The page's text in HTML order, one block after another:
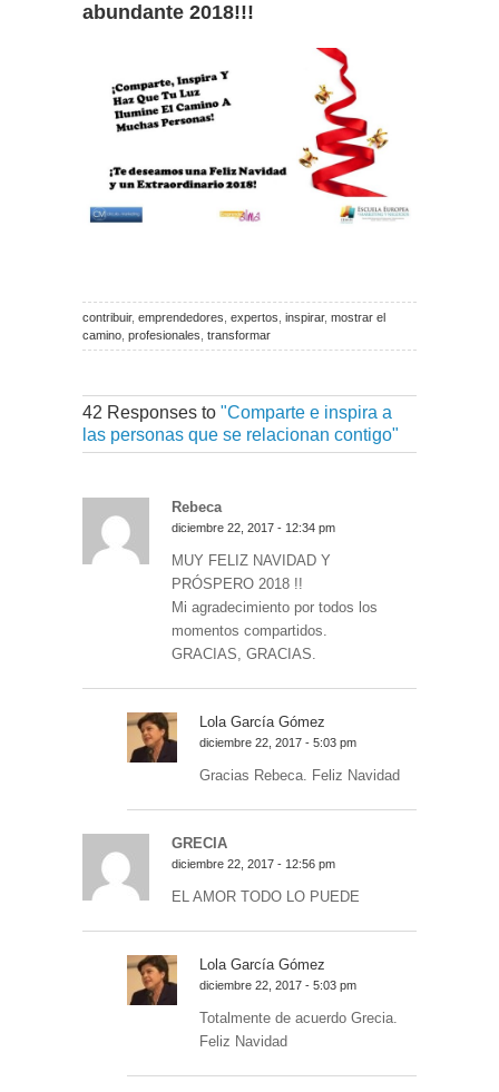
abundante 2018!!!
contribuir, emprendedores, expertos, inspirar, mostrar el
camino, profesionales, transformar
42 Responses to "Comparte e inspira a
las personas que se relacionan contigo"
Rebeca
diciembre 22, 2017 - 12:34 pm
MUY FELIZ NAVIDAD Y
PRÓSPERO 2018 !!
Mi agradecimiento por todos los
momentos compartidos.
GRACIAS, GRACIAS.
Lola García Gómez
diciembre 22, 2017 - 5:03 pm
Gracias Rebeca. Feliz Navidad
GRECIA
diciembre 22, 2017 - 12:56 pm
EL AMOR TODO LO PUEDE
Lola García Gómez
diciembre 22, 2017 - 5:03 pm
Totalmente de acuerdo Grecia.
Feliz Navidad